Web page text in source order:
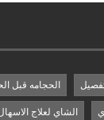
الحجامه قبل
الشاي لعلاج